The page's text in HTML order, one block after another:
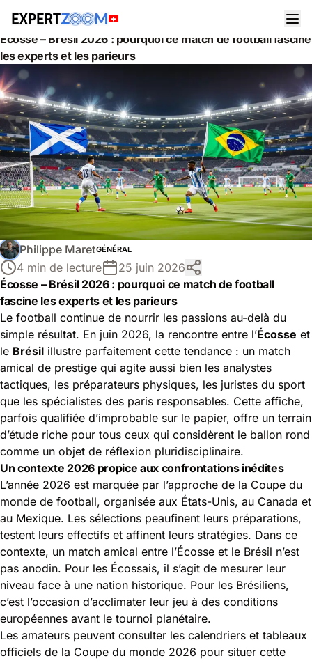
Actualités
Général
Écosse – Brésil 2026 : pourquoi ce match de football fascine
les experts et les parieurs
Philippe MaretGÉNÉRAL
4 min de lecture
25 juin 2026
Écosse – Brésil 2026 : pourquoi ce match de football
fascine les experts et les parieurs
Le football continue de nourrir les passions au-delà du
simple résultat. En juin 2026, la rencontre entre l’Écosse et
le Brésil illustre parfaitement cette tendance : un match
amical de prestige qui agite aussi bien les analystes
tactiques, les préparateurs physiques, les juristes du sport
que les spécialistes des paris responsables. Cette affiche,
parfois qualifiée d’improbable sur le papier, offre un terrain
d’étude riche pour tous ceux qui considèrent le ballon rond
comme un objet de réflexion pluridisciplinaire.
Un contexte 2026 propice aux confrontations inédites
L’année 2026 est marquée par l’approche de la Coupe du
monde de football, organisée aux États-Unis, au Canada et
au Mexique. Les sélections peaufinent leurs préparations,
testent leurs effectifs et affinent leurs stratégies. Dans ce
contexte, un match amical entre l’Écosse et le Brésil n’est
pas anodin. Pour les Écossais, il s’agit de mesurer leur
niveau face à une nation historique. Pour les Brésiliens,
c’est l’occasion d’acclimater leur jeu à des conditions
européennes avant le tournoi planétaire.
Les amateurs peuvent consulter les calendriers et tableaux
officiels de la Coupe du monde 2026 pour situer cette